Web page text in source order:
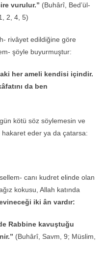
vurulur.” (Buhârî, Bed’ül-
2, 4, 5)
rivâyet edildiğine göre
şöyle buyurmuştur:
her ameli kendisi içindir.
da ben
kötü söz söylemesin ve
eder ya da çatarsa:
canı kudret elinde olan
kokusu, Allah katında
iki ân vardır:
Rabbine kavuştuğu
(Buhârî, Savm, 9; Müslim,